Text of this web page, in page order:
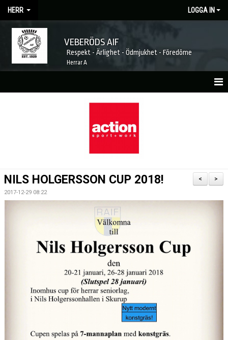
HERR LOGGA IN
VEBERÖDS AIF
Respekt - Ärlighet - Ödmjukhet - Föredöme
Herrar A
TRUPPEN
>
<
NILS HOLGERSSON CUP 2018!
2017-12-29 08:22